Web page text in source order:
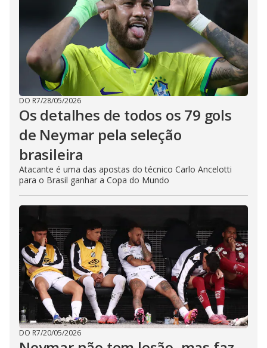
DO R7/28/05/2026
Os detalhes de todos os 79 gols
de Neymar pela seleção
brasileira
Atacante é uma das apostas do técnico Carlo Ancelotti
para o Brasil ganhar a Copa do Mundo
DO R7/20/05/2026